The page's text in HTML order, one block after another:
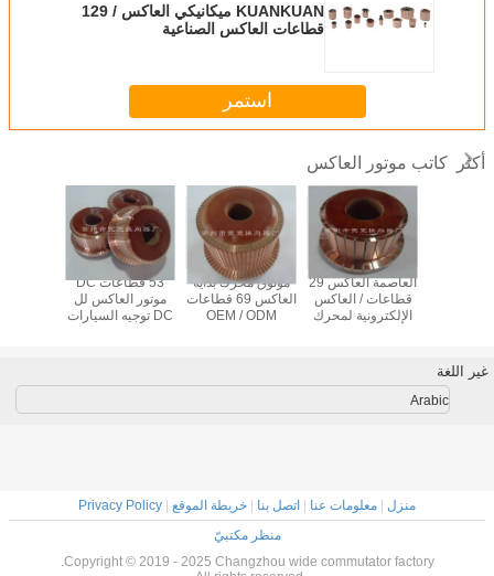
KUANKUAN ميكانيكي العاكس / 129
قطاعات العاكس الصناعية
استمر
أكثر كاتب موتور العاكس
53 قطاعات DC
موتور العاكس لل
DC توجيه السيارات
موثوق محرك بداية
العاكس 69 قطاعات
OEM / ODM
العاصمة العاكس 29
قطاعات / العاكس
الإلكترونية لمحرك
غير اللغة
Arabic
منزل | معلومات عنا | اتصل بنا | خريطة الموقع |
Privacy Policy
منظر مكتبيّ
Copyright © 2019 - 2025 Changzhou wide commutator factory.